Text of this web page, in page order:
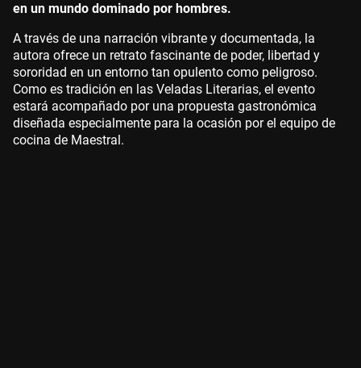
en un mundo dominado por hombres.
A través de una narración vibrante y documentada, la
autora ofrece un retrato fascinante de poder, libertad y
sororidad en un entorno tan opulento como peligroso.
Como es tradición en las Veladas Literarias, el evento
estará acompañado por una propuesta gastronómica
diseñada especialmente para la ocasión por el equipo de
cocina de Maestral.